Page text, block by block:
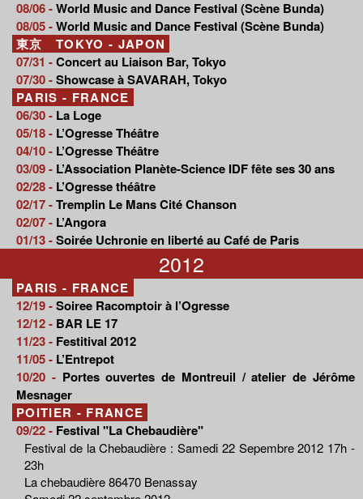
08/06 -World Music and Dance Festival (Scène Bunda)
08/05 -World Music and Dance Festival (Scène Bunda)
東京 TOKYO - JAPON
07/31 -Concert au Liaison Bar, Tokyo
07/30 -Showcase à SAVARAH, Tokyo
PARIS - FRANCE
06/30 - La Loge
05/18 - L’Ogresse Théâtre
04/10 - L’Ogresse Théâtre
03/09 - L’Association Planète-Science IDF fête ses 30 ans
02/28 - L’Ogresse théâtre
02/17 -Tremplin Le Mans Cité Chanson
02/07 - L’Angora
01/13 -Soirée Uchronie en liberté au Café de Paris
2012
PARIS - FRANCE
12/19 -Soiree Racomptoir à l’Ogresse
12/12 - BAR LE 17
11/23 - Festitival 2012
11/05 - L’Entrepot
10/20 - Portes ouvertes de Montreuil / atelier de Jérôme
Mesnager
POITIER - FRANCE
09/22 - Festival "La Chebaudière"
Festival de la Chebaudière : Samedi 22 Sepembre 2012 17h -
23h
La chebaudière 86470 Benassay